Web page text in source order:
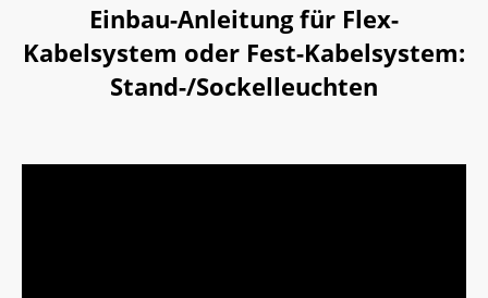
Einbau-Anleitung für Flex-
Kabelsystem oder Fest-Kabelsystem:
Stand-/Sockelleuchten